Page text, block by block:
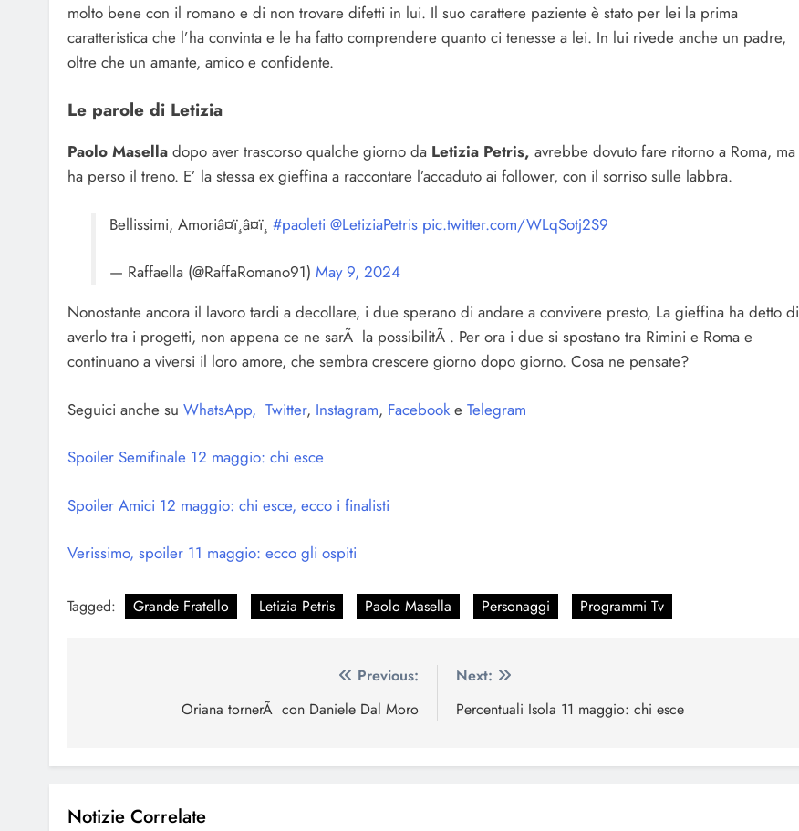
molto bene con il romano e di non trovare difetti in lui. Il suo carattere paziente è stato per lei la prima
caratteristica che l’ha convinta e le ha fatto comprendere quanto ci tenesse a lei. In lui rivede anche un padre,
oltre che un amante, amico e confidente.
Le parole di Letizia
Paolo Masella dopo aver trascorso qualche giorno da Letizia Petris, avrebbe dovuto fare ritorno a Roma, ma
ha perso il treno. E’ la stessa ex gieffina a raccontare l’accaduto ai follower, con il sorriso sulle labbra.
Bellissimi, Amoriâ¤ï¸â¤ï¸ #paoleti @LetiziaPetris pic.twitter.com/WLqSotj2S9
— Raffaella (@RaffaRomano91) May 9, 2024
Nonostante ancora il lavoro tardi a decollare, i due sperano di andare a convivere presto, La gieffina ha detto di
averlo tra i progetti, non appena ce ne sarÃ la possibilitÃ . Per ora i due si spostano tra Rimini e Roma e
continuano a viversi il loro amore, che sembra crescere giorno dopo giorno. Cosa ne pensate?
Seguici anche su WhatsApp, Twitter, Instagram, Facebooke Telegram
Spoiler Semifinale 12 maggio: chi esce
Spoiler Amici 12 maggio: chi esce, ecco i finalisti
Verissimo, spoiler 11 maggio: ecco gli ospiti
Tagged: Grande Fratello Letizia Petris Paolo Masella Personaggi Programmi Tv
Previous:
Oriana tornerÃ con Daniele Dal Moro
Next:
Percentuali Isola 11 maggio: chi esce
Notizie Correlate